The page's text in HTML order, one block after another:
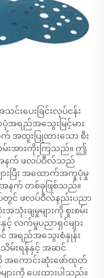
းပေးခြင်းလုပ်ငန်း
အရည်အသွေးမြင့်မား
အထူးပြုထားသော စီး
းအားကိုးကြသည်။ ဤ
အနက် ဖလပ်ဝီလ်သည်
ားပြီး အထောက်အကူပုံမှု
အနက် တစ်ခုဖြစ်သည်။
င် ဖလပ်ဝီလ်နည်းပညာ
းချမှုများကို စူးစမ်း
င့် လက်မှုပညာရှင်များ
င် အရည်အသွေးစံနှုန်း
သိမ်းရန်နှင့် အဆင်
ကို အကောင်းဆုံးဖော်ထုတ်
ကို ပေးထားပါသည်။